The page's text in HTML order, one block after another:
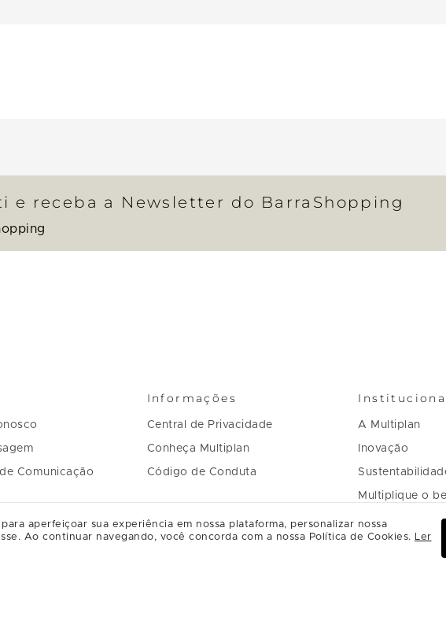
e receba a Newsletter do BarraShopping
Comunicação
Informações
Central de Privacidade
Conheça Multiplan
Código de Conduta
A Multiplan
Inovação
Multiplique o
Governança
Regulamento
Relacionamento
aperfeiçoar sua experiência em nossa plataforma, personalizar nossa
Ao continuar navegando, você concorda com a nossa Política de Cookies. Ler